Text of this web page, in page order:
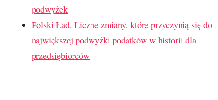
podwyżek
Polski Ład. Liczne zmiany, które przyczynią się do
największej podwyżki podatków w historii dla
przedsiębiorców